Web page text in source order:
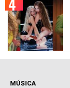
MÚSICA